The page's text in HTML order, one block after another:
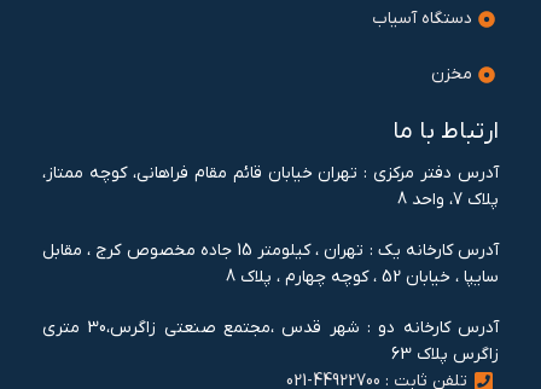
دستگاه آسیاب
مخزن
ارتباط با ما
آدرس دفتر مرکزی : تهران خيابان قائم مقام فراهانی، کوچه ممتاز،
پلاک 7، واحد 8
آدرس کارخانه یک : تهران ، کيلومتر 15 جاده مخصوص کرج ، مقابل
سايپا ، خيابان 52 ، کوچه چهارم ، پلاک 8
آدرس کارخانه دو : شهر قدس ،مجتمع صنعتی زاگرس،30 متری
زاگرس پلاک 63
تلفن ثابت : 44922700-021